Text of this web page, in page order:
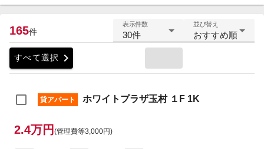
165件
表示件数
30件
並び替え
おすすめ順
すべて選択 chevron_right
貸アパート ホワイトプラザ玉村 １F 1K
2.4万円 (管理費等3,000円)